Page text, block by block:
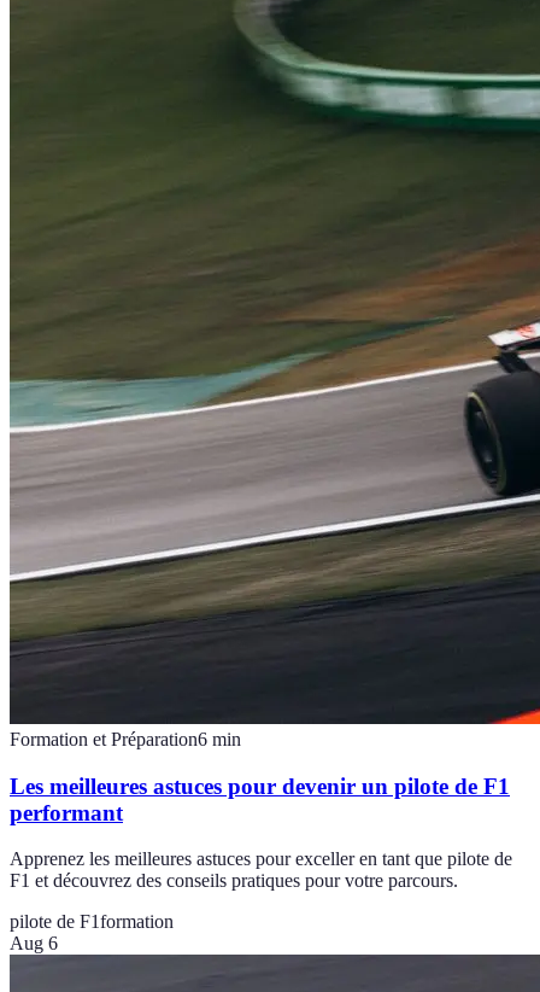
Formation et Préparation6 min
Les meilleures astuces pour devenir un pilote de F1
performant
Apprenez les meilleures astuces pour exceller en tant que pilote de
F1 et découvrez des conseils pratiques pour votre parcours.
pilote de F1formation
Aug 6